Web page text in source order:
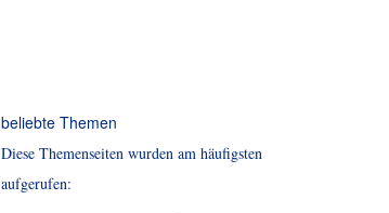
beliebte Themen
Diese Themenseiten wurden am häufigsten
aufgerufen: